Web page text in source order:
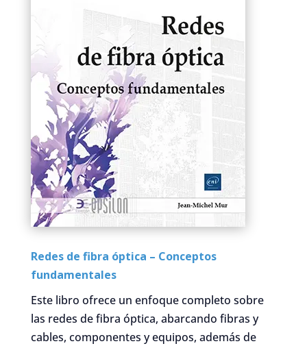
Redes de fibra óptica – Conceptos
fundamentales
Este libro ofrece un enfoque completo sobre
las redes de fibra óptica, abarcando fibras y
cables, componentes y equipos, además de